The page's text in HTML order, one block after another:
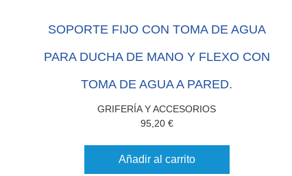
SOPORTE FIJO CON TOMA DE AGUA
PARA DUCHA DE MANO Y FLEXO CON
TOMA DE AGUA A PARED.
GRIFERÍA Y ACCESORIOS
95,20 €
Añadir al carrito